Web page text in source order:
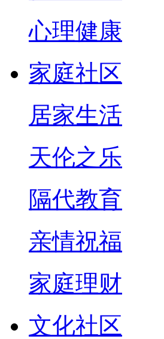
心理健康
家庭社区
居家生活
天伦之乐
隔代教育
亲情祝福
家庭理财
文化社区